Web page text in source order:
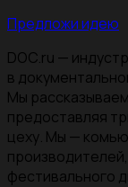
Предложи идею
DOC.ru —
в
Мы
предоставляя
цеху. Мы —
фестивального